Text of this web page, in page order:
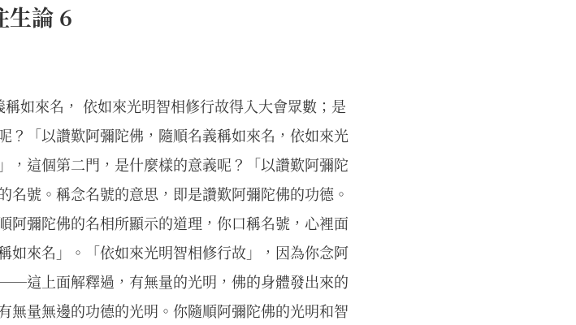
生論 6
如來名， 依如來光明智相修行故得入大會眾數；是
？「以讚歎阿彌陀佛，隨順名義稱如來名，依如來光
，這個第二門，是什麼樣的意義呢？「以讚歎阿彌陀
號。稱念名號的意思，即是讚歎阿彌陀佛的功德。
阿彌陀佛的名相所顯示的道理，你口稱名號，心裡面
如來名」。「依如來光明智相修行故」，因為你念阿
這上面解釋過，有無量的光明，佛的身體發出來的
無量無邊的功德的光明。你隨順阿彌陀佛的光明和智